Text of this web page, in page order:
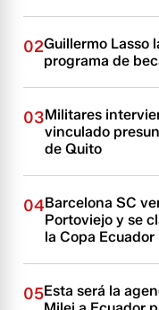
02Guillermo Lasso
programa de
03Militares
vinculado
de Quito
04Barcelona SC
Portoviejo y se
la Copa Ecuador
05Esta será la